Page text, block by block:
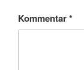
Kommentar*